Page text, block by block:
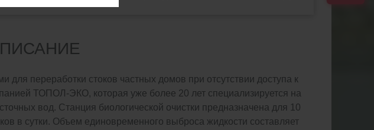
переработки стоков частных домов при отсутствии доступа к
ТОПОЛ-ЭКО, которая уже более 20 лет специализируется на
вод. Станция биологической очистки предназначена для 10
в сутки. Объем единовременного выброса жидкости составляет